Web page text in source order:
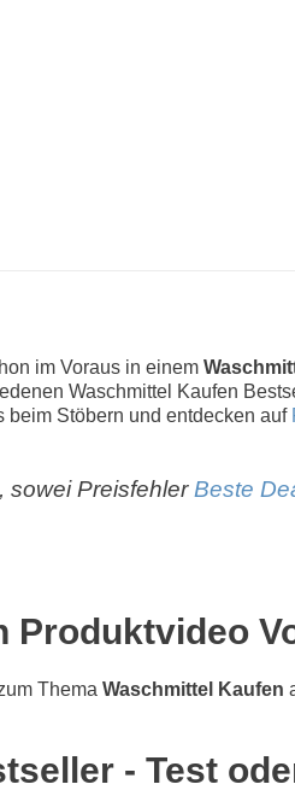
im Voraus in einem
Waschmittel Kaufen
Stöbern und entdecken auf
sowei Preisfehler Beste
Produktvideo
Thema Waschmittel Kaufen
- Test